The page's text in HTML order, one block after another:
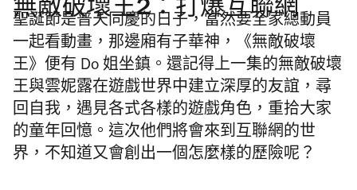
無敵破壞王2：打爆互聯網
聖誕節是普天同慶的日子，當然要全家總動員
一起看動畫，那邊廂有子華神，《無敵破壞
王》便有 Do 姐坐鎮。還記得上一集的無敵破壞
王與雲妮露在遊戲世界中建立深厚的友誼，尋
回自我，遇見各式各樣的遊戲角色，重拾大家
的童年回憶。這次他們將會來到互聯網的世
界，不知道又會創出一個怎麼樣的歷險呢？